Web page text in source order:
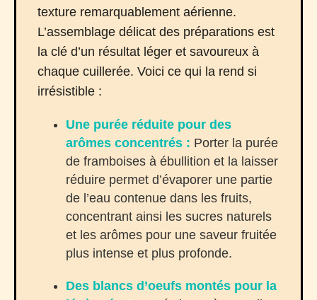
texture remarquablement aérienne.
L’assemblage délicat des préparations est
la clé d’un résultat léger et savoureux à
chaque cuillerée. Voici ce qui la rend si
irrésistible :
Une purée réduite pour des
arômes concentrés : Porter la purée
de framboises à ébullition et la laisser
réduire permet d’évaporer une partie
de l’eau contenue dans les fruits,
concentrant ainsi les sucres naturels
et les arômes pour une saveur fruitée
plus intense et plus profonde.
Des blancs d’oeufs montés pour la